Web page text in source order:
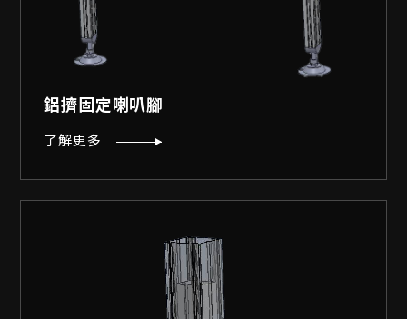
鋁擠固定喇叭腳
了解更多